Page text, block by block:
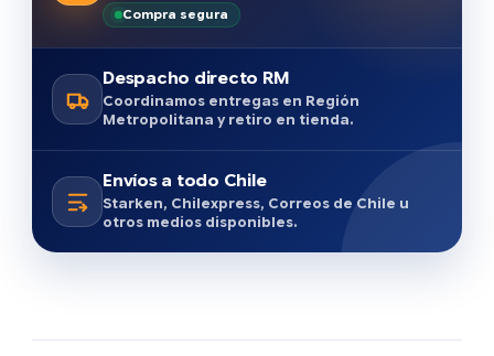
Compra segura
Despacho directo RM
Coordinamos entregas en Región
Metropolitana y retiro en tienda.
Envíos a todo Chile
Starken, Chilexpress, Correos de Chile u
otros medios disponibles.